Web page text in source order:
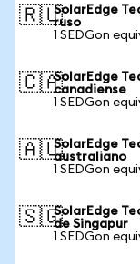
🇷🇺SolarEdge
ruso
1 SEDGon
🇨🇦SolarEdge
canadiense
1 SEDGon
🇦🇺SolarEdge
australiano
1 SEDGon
🇸🇬SolarEdge
de Singapur
1 SEDGon